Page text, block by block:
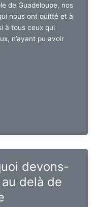
de Guadeloupe, nos
nous ont quitté et à
à tous ceux qui
n’ayant pu avoir
devons-
delà de